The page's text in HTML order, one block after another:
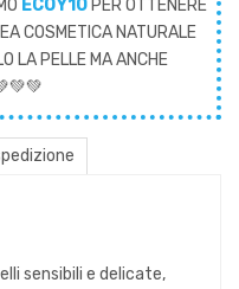
ECOY10 PER OTTENERE
COSMETICA NATURALE
LA PELLE MA ANCHE
sensibili e delicate,